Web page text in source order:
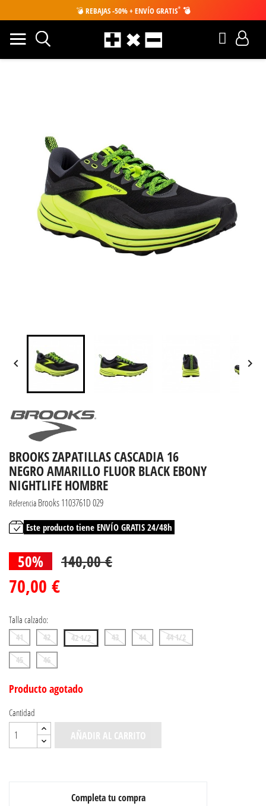
💣 REBAJAS -50% + ENVÍO GRATIS* 💣
 
BROOKS ZAPATILLAS CASCADIA 16
NEGRO AMARILLO FLUOR BLACK EBONY
NIGHTLIFE HOMBRE
Referencia Brooks 1103761D 029
Este producto tiene ENVÍO GRATIS 24/48h
50% 140,00 €
70,00 €
Talla calzado:
41 42 42 1/2 43 44
44 1/2
45
46
Producto agotado
Cantidad
AÑADIR AL CARRITO
Completa tu compra